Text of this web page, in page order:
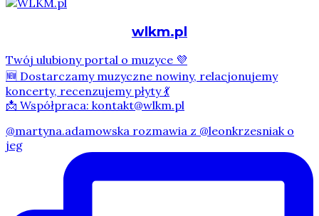
wlkm.pl
Twój ulubiony portal o muzyce 💜
🆕 Dostarczamy muzyczne nowiny, relacjonujemy
koncerty, recenzujemy płyty 💃
📩 Współpraca: kontakt@wlkm.pl
@martyna.adamowska rozmawia z @leonkrzesniak o
jeg